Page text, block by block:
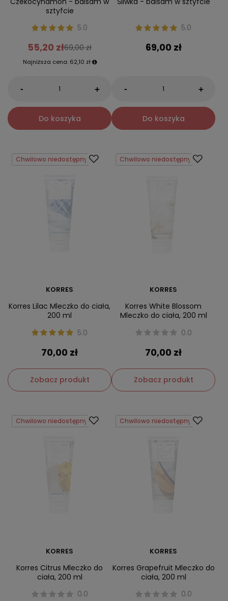
sztyfcie
5.0
55,20 zł69,00 zł
Najniższa cena: 62,10 zł
- +
Do koszyka
5.0
69,00 zł
- +
Do koszyka
Chwilowo niedostępny
KORRES
Korres Lilac Mleczko do ciała,
200 ml
5.0
70,00 zł
Zobacz produkt
Chwilowo niedostępny
KORRES
Korres White Blossom
Mleczko do ciała, 200 ml
0.0
70,00 zł
Zobacz produkt
Chwilowo niedostępny
KORRES
Korres Citrus Mleczko do
ciała, 200 ml
0.0
Chwilowo niedostępny
KORRES
Korres Grapefruit Mleczko do
ciała, 200 ml
0.0